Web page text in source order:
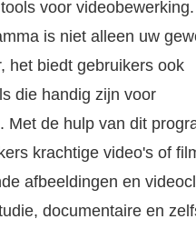
voor
is niet alleen uw
het biedt gebruikers ook
die handig zijn voor
Met de hulp van dit
krachtige video's of
afbeeldingen en
documentaire en